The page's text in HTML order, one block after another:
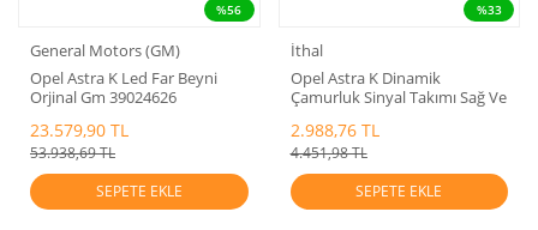
%56
General Motors (GM)
Opel Astra K Led Far Beyni
Orjinal Gm 39024626
23.579,90 TL
53.938,69 TL
SEPETE EKLE
%33
İthal
Opel Astra K Dinamik
Çamurluk Sinyal Takımı Sağ Ve
2.988,76 TL
4.451,98 TL
SEPETE EKLE